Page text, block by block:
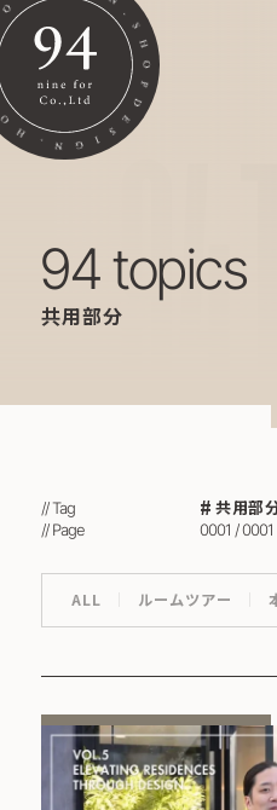
94
94 topics
共用部分
// Tag 共用部
// Page 0001 / 0001
ALL ルームツアー